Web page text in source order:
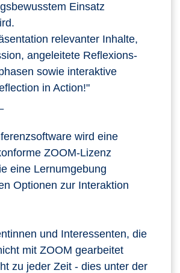
Einsatz
relevanter Inhalte,
angeleitete Reflexions-
sowie interaktive
in Action!"
wird eine
ZOOM-Lizenz
eine Lernumgebung
Optionen zur Interaktion
und Interessenten, die
mit ZOOM gearbeitet
zu jeder Zeit - dies unter der